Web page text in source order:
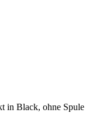
in Black, ohne Spule